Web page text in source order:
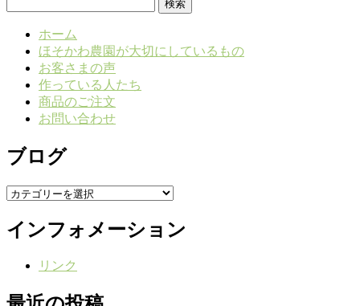
ホーム
ほそかわ農園が大切にしているもの
お客さまの声
作っている人たち
商品のご注文
お問い合わせ
ブログ
ブ
グ
インフォメーション
リンク